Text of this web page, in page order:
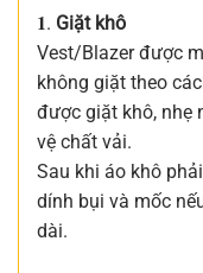
𝟏. Giặt khô
Vest/Blazer được
không giặt theo
được giặt khô, nhẹ
vệ chất vải.
Sau khi áo khô
dính bụi và mốc
dài.